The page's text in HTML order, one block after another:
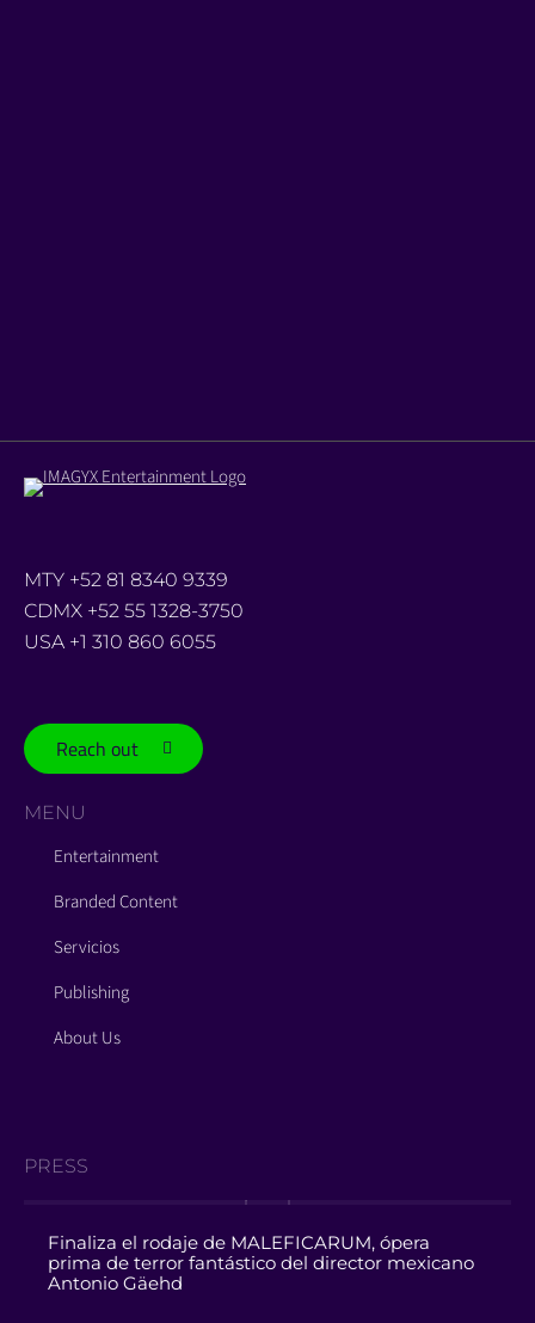
MTY +52 81 8340 9339
CDMX +52 55 1328-3750
USA +1 310 860 6055
Reach out
MENU
Entertainment
Branded Content
Servicios
Publishing
About Us
PRESS
Finaliza el rodaje de MALEFICARUM, ópera
prima de terror fantástico del director mexicano
Antonio Gäehd